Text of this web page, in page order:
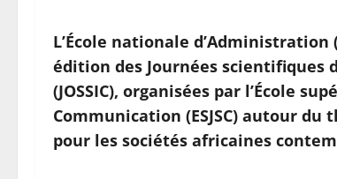
L’École nationale d’Administration
édition des Journées scientifiques
(JOSSIC), organisées par l’École
Communication (ESJSC) autour
pour les sociétés africaines